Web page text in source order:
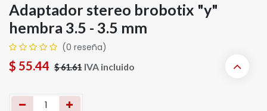
Adaptador stereo brobotix "y"
hembra 3.5 - 3.5 mm
(0 reseña)
$ 55.44 $61.61 IVA incluido